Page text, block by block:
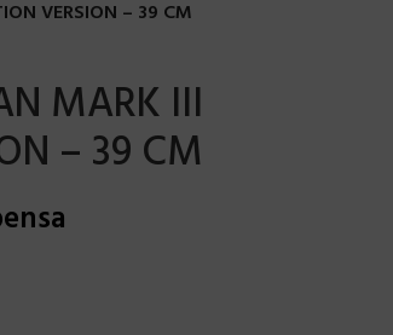
VERSION – 39 CM
MARK III
– 39 CM